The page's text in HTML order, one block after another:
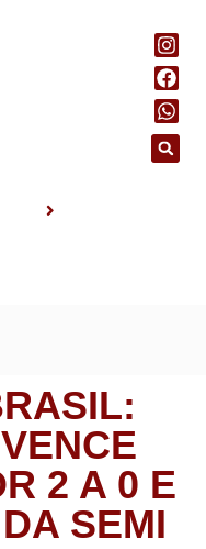
2 A 0 E
SEMI